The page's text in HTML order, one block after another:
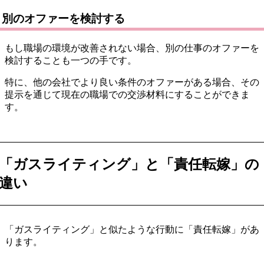
別のオファーを検討する
もし職場の環境が改善されない場合、別の仕事のオファーを
検討することも一つの手です。
特に、他の会社でより良い条件のオファーがある場合、その
提示を通じて現在の職場での交渉材料にすることができま
す。
ガスライティング」と「責任転嫁」の
い
「ガスライティング」と似たような行動に「責任転嫁」があ
ります。